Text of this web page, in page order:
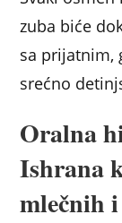
zuba biće
sa prijatnim,
srećno
Oralna
Ishrana
mlečnih